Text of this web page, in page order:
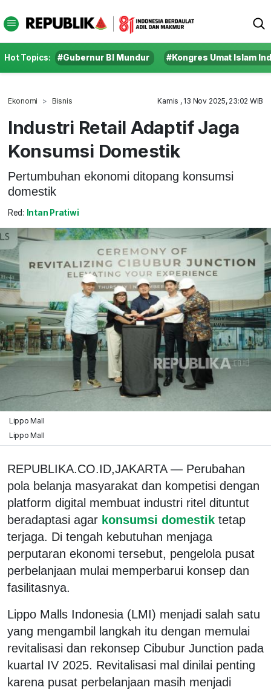
Hot Topics: #Gubernur BI Mundur #Kongres Umat Islam
Ekonomi Bisnis Kamis , 13 Nov 2025, 23:02 WIB
‎Industri Retail Adaptif Jaga
Konsumsi Domestik ‎
Pertumbuhan ekonomi ditopang konsumsi
domestik
Red: Intan Pratiwi
Lippo Mall
Lippo Mall
REPUBLIKA.CO.ID,‎‎JAKARTA — Perubahan
pola belanja masyarakat dan kompetisi dengan
platform digital membuat industri ritel dituntut
beradaptasi agar konsumsi domestik tetap
terjaga. Di tengah kebutuhan menjaga
perputaran ekonomi tersebut, pengelola pusat
perbelanjaan mulai memperbarui konsep dan
fasilitasnya.
Lippo Malls Indonesia (LMI) menjadi salah satu
yang mengambil langkah itu dengan memulai
revitalisasi dan rekonsep Cibubur Junction pada
kuartal IV 2025. Revitalisasi mal dinilai penting
karena pusat perbelanjaan masih menjadi